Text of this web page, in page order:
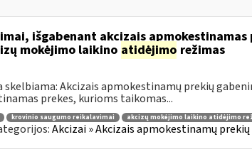
išgabenant akcizais apmokestinamas
mokėjimo laikino atidėjimo režimas
Akcizais apmokestinamų prekių
prekes, kurioms taikomas...
krovinio saugumo reikalavimai akcizų mokėjimo laikino atidėjimo
Akcizai » Akcizais apmokestinamų